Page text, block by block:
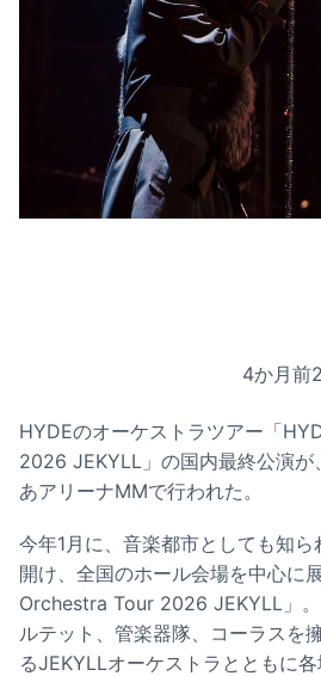
4か月前
HYDEのオーケストラツアー「
2026 JEKYLL」の国内最終公演が
あアリーナMMで行われた。
今年1月に、音楽都市としても知
開け、全国のホール会場を中心に
Orchestra Tour 2026 JEKYLL」
ルテット、管楽器隊、コーラスを
るJEKYLLオーケストラとともに